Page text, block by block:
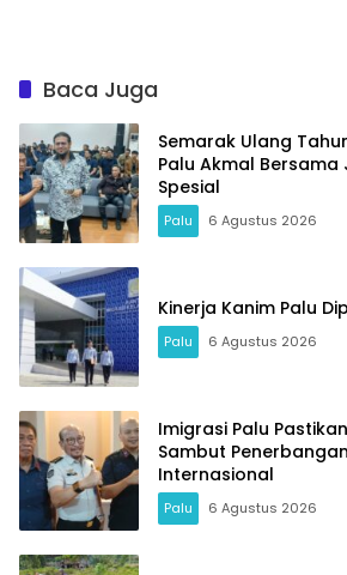
Baca Juga
Semarak Ulang
Palu Akmal
Spesial
Palu 6 Agustus 2026
Kinerja Kanim Palu
Palu 6 Agustus 2026
Imigrasi Palu
Sambut
Internasional
Palu 6 Agustus 2026